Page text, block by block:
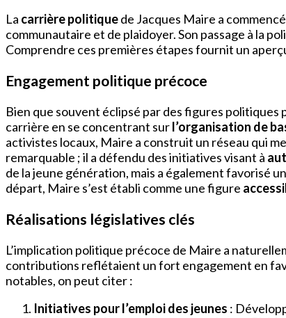
La carrière politiquede Jacques Maire a
communautaire et de plaidoyer. Son passage à la
Comprendre ces premières étapes fournit un
Engagement politique précoce
Bien que souvent éclipsé par des figures politiques
carrière en se concentrant surl’organisation de
activistes locaux, Maire a construit un réseau qui
remarquable ; il a défendu des initiatives visant à
de la jeune génération, mais a également favorisé
départ, Maire s’est établi comme une figure
Réalisations législatives clés
L’implication politique précoce de Maire a
contributions reflétaient un fort engagement en
notables, on peut citer :
Initiatives pour l’emploi des jeunes :